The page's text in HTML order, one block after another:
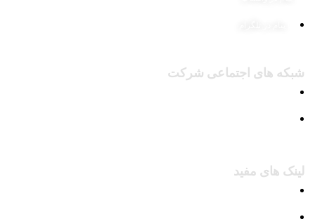
شبکه های اجتماعی شرکت
لینک های مفید